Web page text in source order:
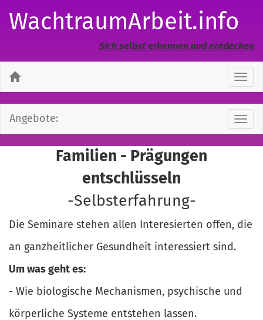
WachtraumArbeit.info
Sich selbst erkennen und entdecken
Angebote:
Familien - Prägungen
entschlüsseln
-Selbsterfahrung-
Die Seminare stehen allen Interesierten offen, die
an ganzheitlicher Gesundheit interessiert sind.
Um was geht es:
- Wie biologische Mechanismen, psychische und
körperliche Systeme entstehen lassen.